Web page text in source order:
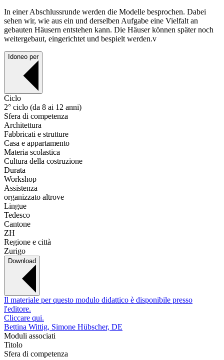
In einer Abschlussrunde werden die Modelle besprochen. Dabei
sehen wir, wie aus ein und derselben Aufgabe eine Vielfalt an
gebauten Häusern entstehen kann. Die Häuser können später noch
weitergebaut, eingerichtet und bespielt werden.v
Idoneo per
Ciclo
2° ciclo (da 8 ai 12 anni)
Sfera di competenza
Architettura
Fabbricati e strutture
Casa e appartamento
Materia scolastica
Cultura della costruzione
Durata
Workshop
Assistenza
organizzato altrove
Lingue
Tedesco
Cantone
ZH
Regione e città
Zurigo
Download
Il materiale per questo modulo didattico è disponibile presso
l'editore.
Cliccare qui.
Bettina Wittig, Simone Hübscher, DE
Moduli associati
Titolo
Sfera di competenza